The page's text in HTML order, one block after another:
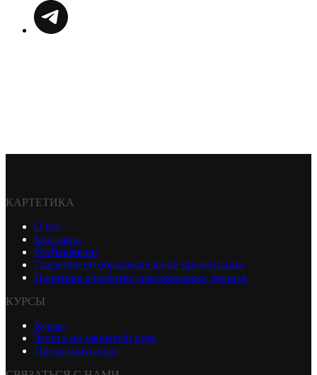
КАРТЕТИКА
О нас
Контакты
ГеоВакансии
Сведения об образовательной организации
Политика обработки персональных данных
КУРСЫ
Курсы
Запись на закрытый курс
Предложить курс